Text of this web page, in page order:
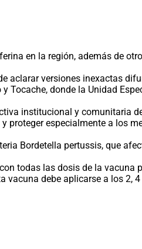
en la región, además de
aclarar versiones inexactas
Tocache, donde la Unidad
institucional y comunitaria
especialmente a los
Bordetella pertussis, que
todas las dosis de la vacuna
debe aplicarse a los 2,